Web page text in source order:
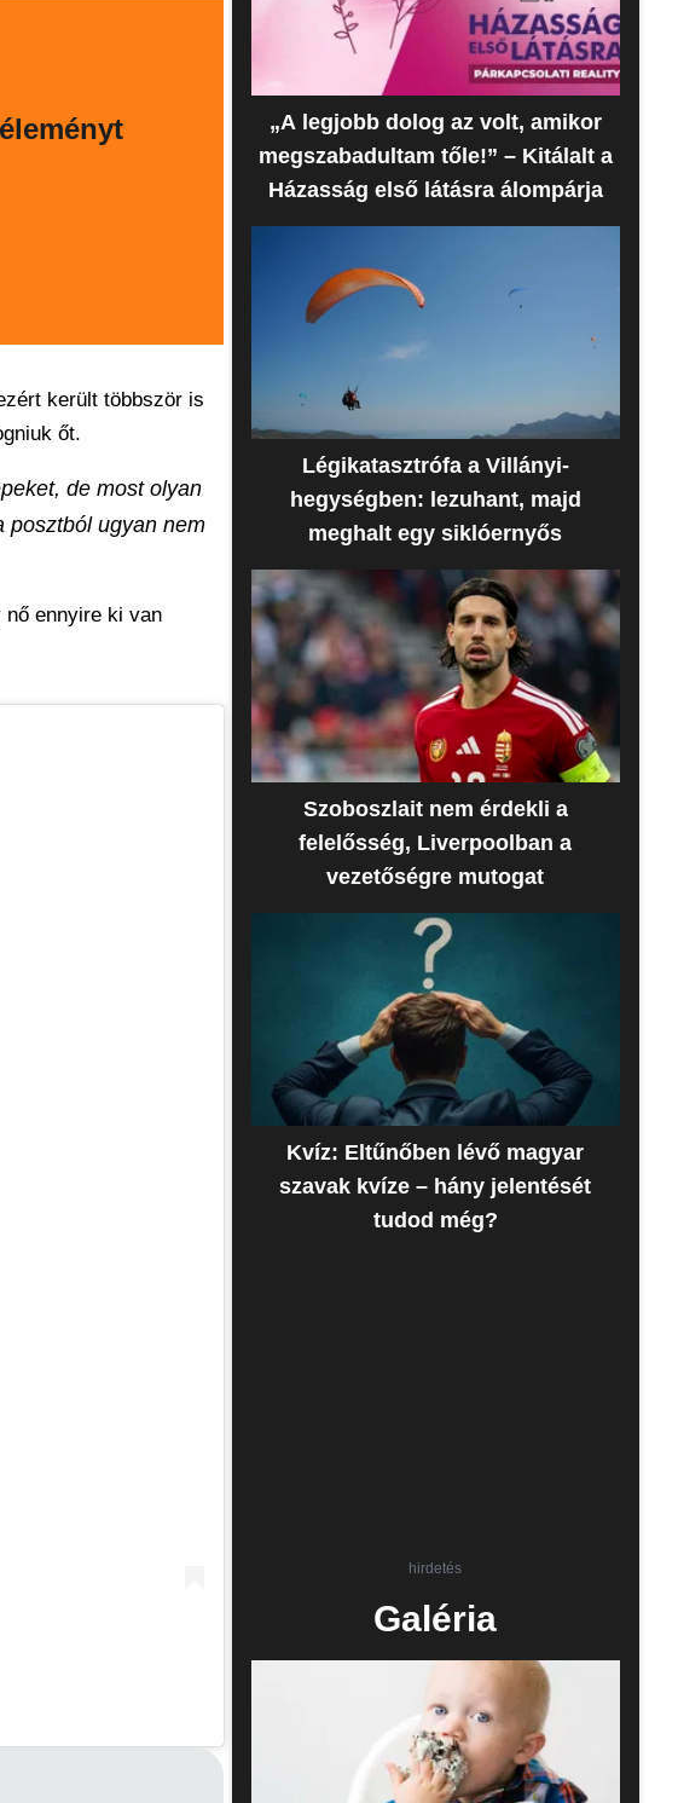
került többször is
őt.
de most olyan
posztból ugyan nem
nő ennyire ki van
„A legjobb dolog az volt, amikor
megszabadultam tőle!” – Kitálalt a
Házasság első látásra álompárja
Légikatasztrófa a Villányi-
hegységben: lezuhant, majd
meghalt egy siklóernyős
Szoboszlait nem érdekli a
felelősség, Liverpoolban a
vezetőségre mutogat
Kvíz: Eltűnőben lévő magyar
szavak kvíze – hány jelentését
tudod még?
hirdetés
Galéria